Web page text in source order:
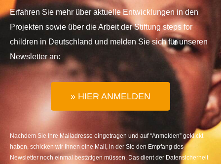
Erfahren Sie mehr über aktuelle Entwicklungen in den
Projekten sowie über die Arbeit der Stiftung steps for
children in Deutschland und melden Sie sich für unseren
Newsletter an:
» HIER ANMELDEN
Nachdem Sie Ihre Mailadresse eingetragen und auf “Anmelden” geklickt
haben, schicken wir Ihnen eine Mail, in der Sie den Empfang des
Newsletter noch einmal bestätigen müssen. Das dient der Datensicherheit